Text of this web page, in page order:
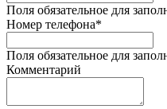
Поля обязательное для
Номер телефона*
Поля обязательное для
Комментарий